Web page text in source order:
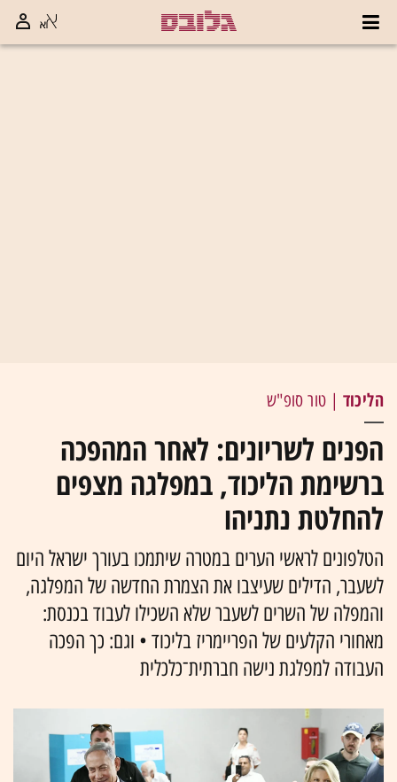
הליכוד | טור סופ"ש
הפנים לשריונים: לאחר המהפכה
ברשימת הליכוד, במפלגה מצפים
להחלטת נתניהו
הטלפונים לראשי הערים במטרה שיתמכו בעורך ישראל היום
לשעבר, הדילים שעיצבו את הצמרת החדשה של המפלגה,
והמפלה של השרים לשעבר שלא השכילו לעבוד בכנסת:
מאחורי הקלעים של הפריימריז בליכוד • וגם: כך הפכה
העבודה למפלגת נישה חברתית־כלכלית